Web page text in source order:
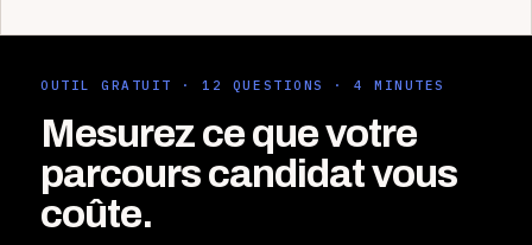
OUTIL GRATUIT · 12 QUESTIONS · 4 MINUTES
Mesurez ce que votre
parcours candidat vous
coûte.